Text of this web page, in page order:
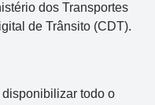
dos Transportes
de Trânsito (CDT).
todo o